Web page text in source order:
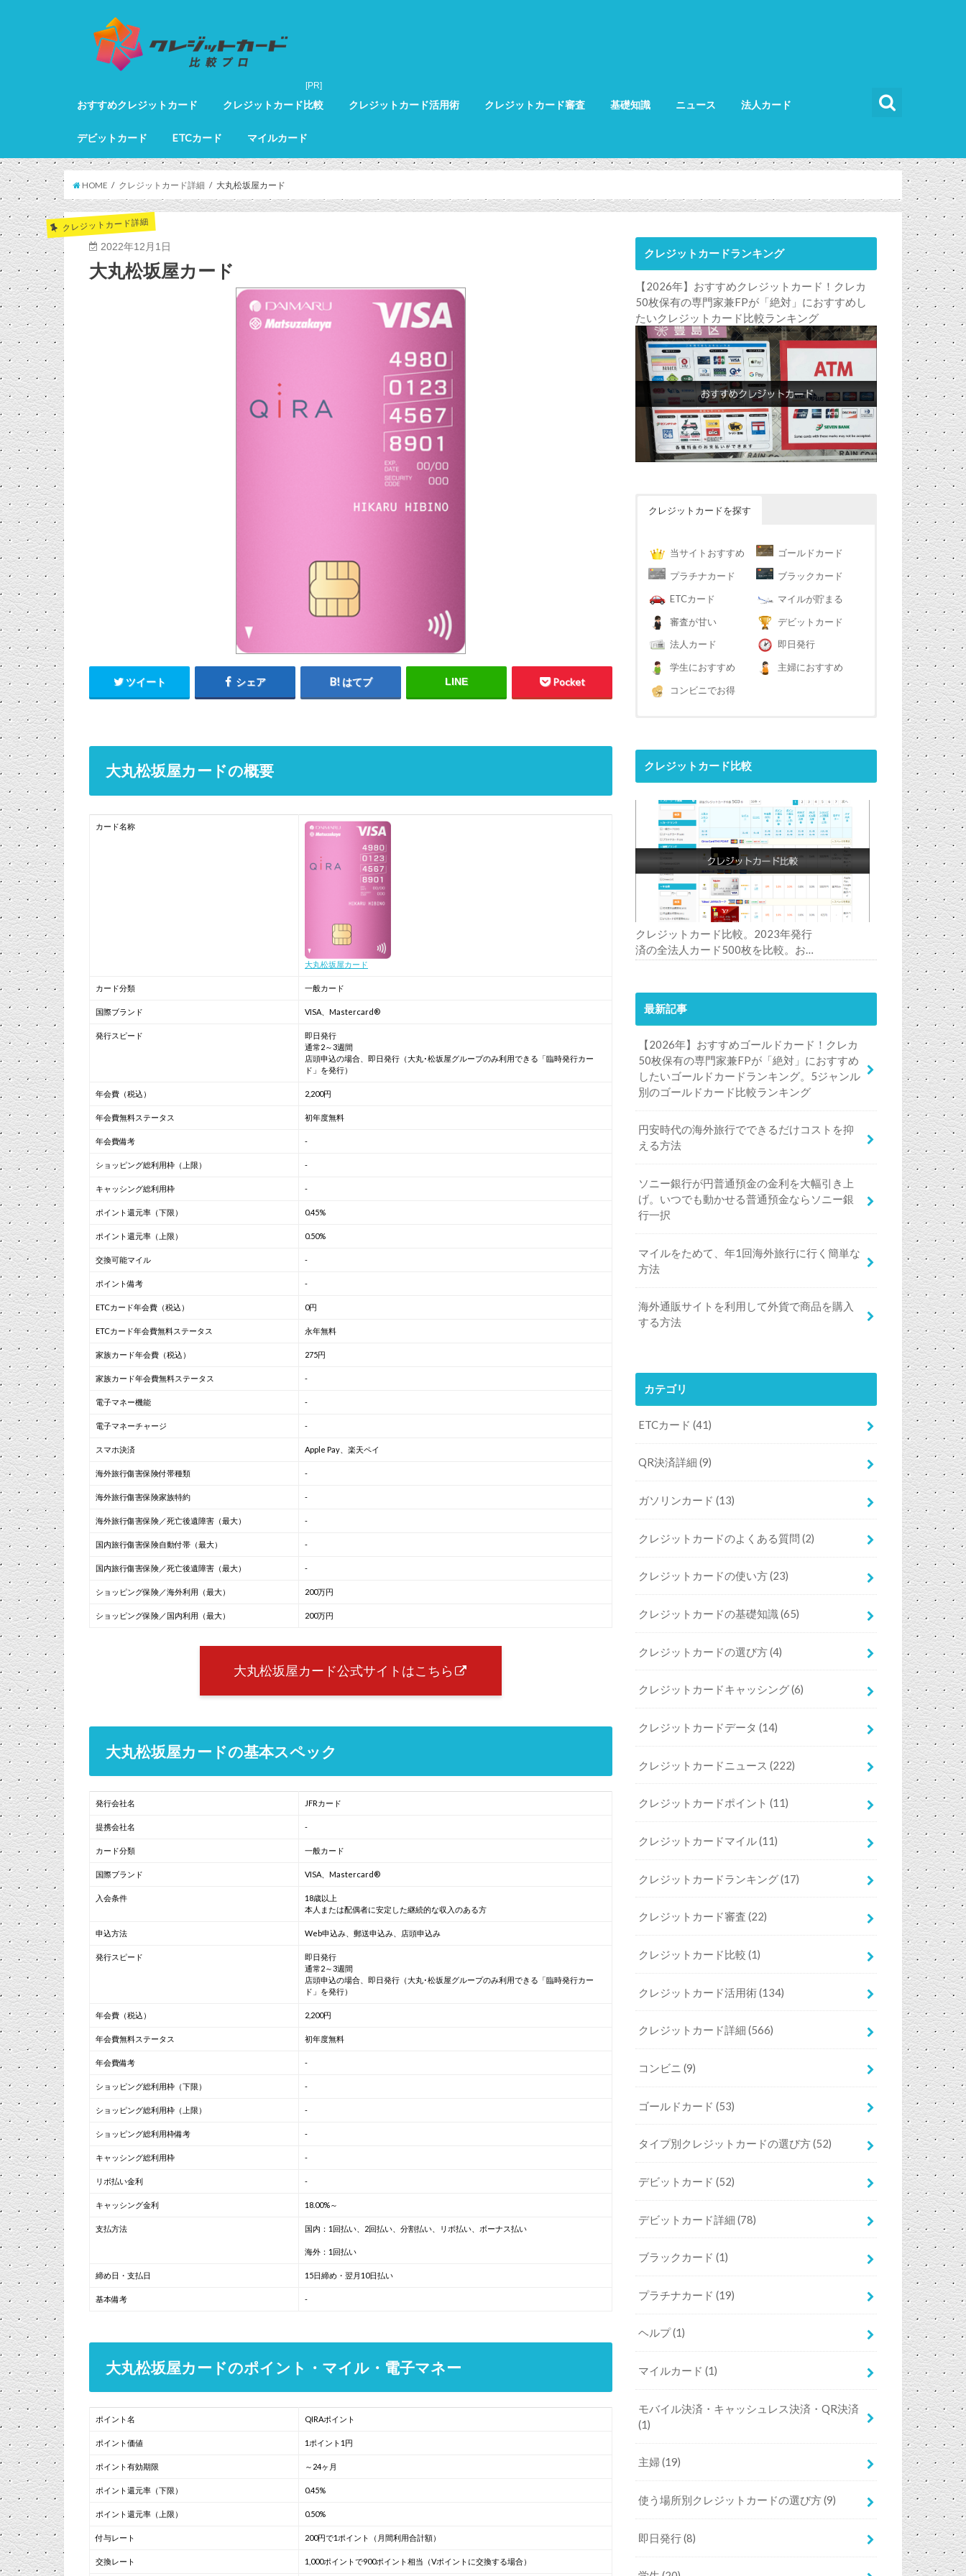
おすすめクレジットカード
クレジットカード全カードランキング
クレジットカードランキング
ゴールドカードランキング
プラチナカードランキング
ブラックカードランキング
クレジットカード比較
クレジットカード詳細
クレジットカード活用術 クレジットカード審査 基礎知識 ニュース 法人カード
デビットカード
デビットカード比較
デビットカードランキング
ETCカード マイルカード
マイルカードランキング
HOME クレジットカード詳細 大丸松坂屋カード
クレジットカード詳細
2022年12月1日
大丸松坂屋カード
ツイート シェア はてブ LINE Pocket
大丸松坂屋カードの概要
カード名称
大丸松坂屋カード
カード分類 一般カード
国際ブランド VISA、Mastercard®
発行スピード
即日発行
通常2～3週間
店頭申込の場合、即日発行（大丸･松坂屋グループのみ利用できる「臨時発行カー
ド」を発行）
年会費（税込） 2,200円
年会費無料ステータス 初年度無料
年会費備考 -
ショッピング総利用枠（上限） -
キャッシング総利用枠 -
ポイント還元率（下限） 0.45%
ポイント還元率（上限） 0.50%
交換可能マイル -
ポイント備考 -
ETCカード年会費（税込） 0円
ETCカード年会費無料ステータス 永年無料
家族カード年会費（税込） 275円
家族カード年会費無料ステータス -
電子マネー機能 -
電子マネーチャージ -
スマホ決済 Apple Pay、楽天ペイ
海外旅行傷害保険付帯種類 -
海外旅行傷害保険家族特約 -
海外旅行傷害保険／死亡後遺障害（最大） -
国内旅行傷害保険自動付帯（最大） -
国内旅行傷害保険／死亡後遺障害（最大） -
ショッピング保険／海外利用（最大） 200万円
ショッピング保険／国内利用（最大） 200万円
大丸松坂屋カード公式サイトはこちら
大丸松坂屋カードの基本スペック
発行会社名 JFRカード
提携会社名 -
カード分類 一般カード
国際ブランド VISA、Mastercard®
入会条件
18歳以上
本人または配偶者に安定した継続的な収入のある方
申込方法 Web申込み、郵送申込み、店頭申込み
発行スピード
即日発行
通常2～3週間
店頭申込の場合、即日発行（大丸･松坂屋グループのみ利用できる「臨時発行カー
ド」を発行）
年会費（税込） 2,200円
年会費無料ステータス 初年度無料
年会費備考 -
ショッピング総利用枠（下限） -
ショッピング総利用枠（上限） -
ショッピング総利用枠備考 -
キャッシング総利用枠 -
リボ払い金利 -
キャッシング金利 18.00%～
支払方法 国内：1回払い、2回払い、分割払い、リボ払い、ボーナス払い
海外：1回払い
締め日・支払日 15日締め・翌月10日払い
基本備考 -
大丸松坂屋カードのポイント・マイル・電子マネー
ポイント名 QIRAポイント
ポイント価値 1ポイント1円
ポイント有効期限 ～24ヶ月
ポイント還元率（下限） 0.45%
ポイント還元率（上限） 0.50%
付与レート 200円で1ポイント（月間利用合計額）
交換レート 1,000ポイントで900ポイント相当（Vポイントに交換する場合）
クレジットカードランキング
【2026年】おすすめクレジットカード！クレカ
50枚保有の専門家兼FPが「絶対」におすすめし
たいクレジットカード比較ランキング
クレジットカードを探す
当サイトおすすめ
ゴールドカード
プラチナカード
ブラックカード
ETCカード
マイルが貯まる
審査が甘い
デビットカード
法人カード
即日発行
学生におすすめ
主婦におすすめ
コンビニでお得
クレジットカード比較
クレジットカード比較。2023年発行
済の全法人カード500枚を比較。お
最新記事
【2026年】おすすめゴールドカード！クレカ
50枚保有の専門家兼FPが「絶対」におすすめ
したいゴールドカードランキング。5ジャンル
別のゴールドカード比較ランキング
円安時代の海外旅行でできるだけコストを抑
える方法
ソニー銀行が円普通預金の金利を大幅引き上
げ。いつでも動かせる普通預金ならソニー銀
行一択
マイルをためて、年1回海外旅行に行く簡単な
方法
海外通販サイトを利用して外貨で商品を購入
する方法
カテゴリ
ETCカード(41)
QR決済詳細(9)
ガソリンカード(13)
クレジットカードのよくある質問(2)
クレジットカードの使い方(23)
クレジットカードの基礎知識(65)
クレジットカードの選び方(4)
クレジットカードキャッシング(6)
クレジットカードデータ(14)
クレジットカードニュース(222)
クレジットカードポイント(11)
クレジットカードマイル(11)
クレジットカードランキング(17)
クレジットカード審査(22)
クレジットカード比較(1)
クレジットカード活用術(134)
クレジットカード詳細(566)
コンビニ(9)
ゴールドカード(53)
タイプ別クレジットカードの選び方(52)
デビットカード(52)
デビットカード詳細(78)
ブラックカード(1)
プラチナカード(19)
ヘルプ(1)
マイルカード(1)
モバイル決済・キャッシュレス決済・QR決済
(1)
主婦(19)
使う場所別クレジットカードの選び方(9)
即日発行(8)